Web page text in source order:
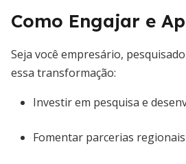
Como Engajar e
Seja você empresário,
essa transformação:
Investir em pesquisa e
Fomentar parcerias